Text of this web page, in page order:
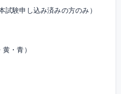
本試験申し込み済みの方のみ）
黄・青）